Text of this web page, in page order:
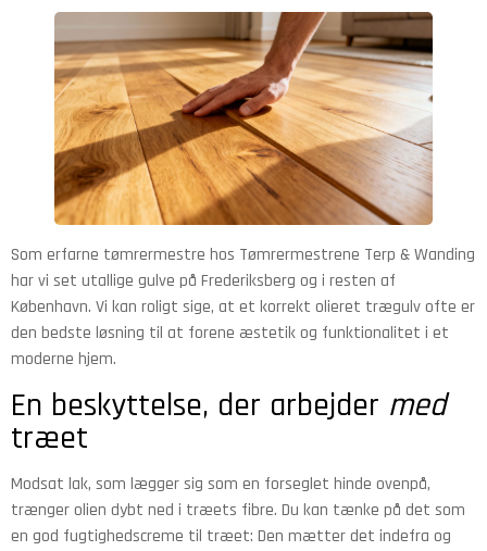
Som erfarne tømrermestre hos Tømrermestrene Terp & Wanding
har vi set utallige gulve på Frederiksberg og i resten af
København. Vi kan roligt sige, at et korrekt olieret trægulv ofte er
den bedste løsning til at forene æstetik og funktionalitet i et
moderne hjem.
En beskyttelse, der arbejder med
træet
Modsat lak, som lægger sig som en forseglet hinde ovenpå,
trænger olien dybt ned i træets fibre. Du kan tænke på det som
en god fugtighedscreme til træet: Den mætter det indefra og